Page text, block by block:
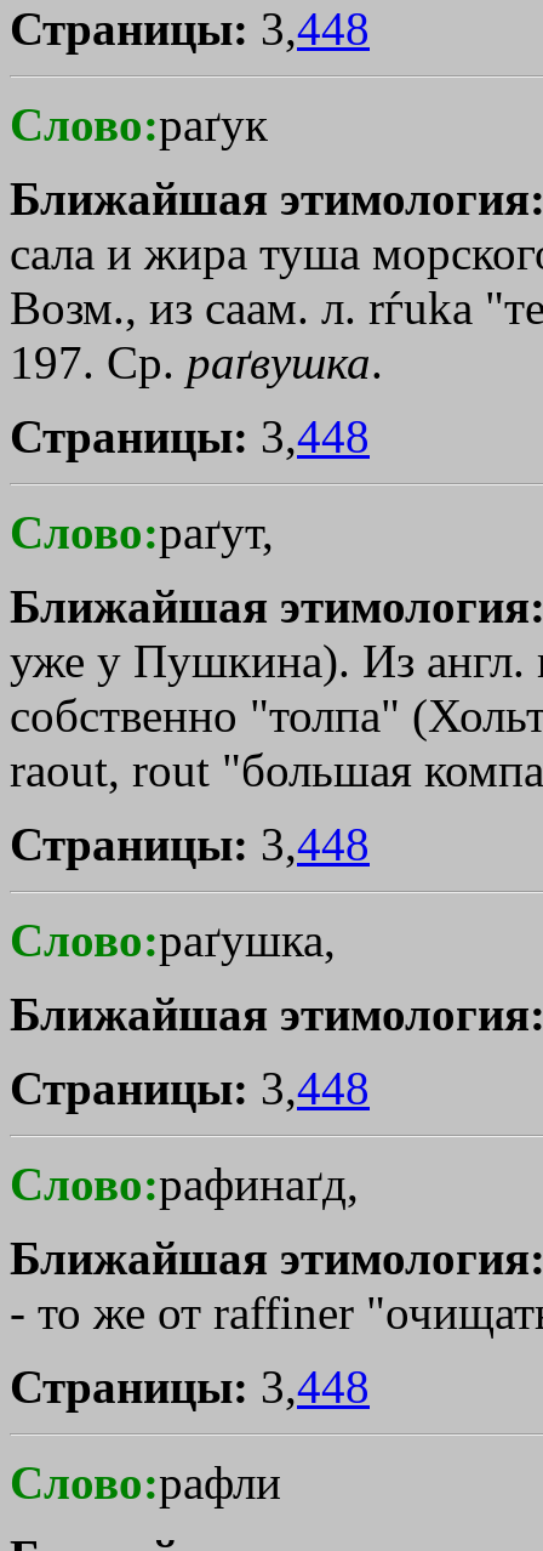
Страницы: 3,448
Слово:раґук
Ближайшая
сала и жира туша
Возм., из саам. л. rѓukа
197. Ср. раґвушка.
Страницы: 3,448
Слово:раґут,
Ближайшая
уже у Пушкина). Из
собственно "толпа"
raout, rout "большая
Страницы: 3,448
Слово:раґушка,
Ближайшая
Страницы: 3,448
Слово:рафинаґд,
Ближайшая
- то же от raffiner
Страницы: 3,448
Слово:рафли